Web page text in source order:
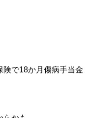
険で18か月傷病手当金